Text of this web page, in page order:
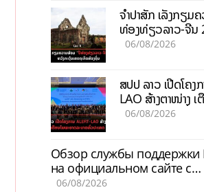
ຈຳປາສັກ ເລັ່ງກຽມ
ທ່ອງທ່ຽວລາວ-ຈີນ
ກະຕຸ້ນເສດຖະກິດທ້ອ
06/08/2026
ສປປ ລາວ ເປີດໂຄງ
LAO ສ້າງຕາໜ່າງ
ພະຍາດລະບາດທົ່ວປ
06/08/2026
Обзор службы
на официальном сайте с
актуальной информацией
06/08/2026